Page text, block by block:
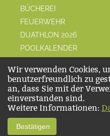
BÜCHEREI
FEUERWEHR
DUATHLON 2026
POOLKALENDER
Wir verwenden Cookies,
benutzerfreundlich zu
an, dass Sie mit der
einverstanden sind.
Weitere Informationen:
Bestätigen